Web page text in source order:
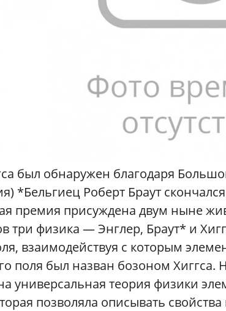
был обнаружен благодаря
*Бельгиец Роберт Браут
премия присуждена двум ныне
три физика — Энглер, Браут* и
взаимодействуя с которым
поля был назван бозоном Хиггса.
универсальная теория физики
позволяла описывать